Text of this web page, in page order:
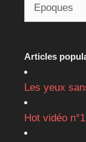
Articles
Les yeux
Hot vidéo n°1